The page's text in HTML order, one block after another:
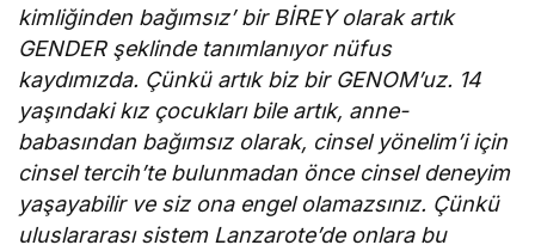
kimliğinden bağımsız’ bir BİREY olarak artık
GENDER şeklinde tanımlanıyor nüfus
kaydımızda. Çünkü artık biz bir GENOM’uz. 14
yaşındaki kız çocukları bile artık, anne-
babasından bağımsız olarak, cinsel yönelim’i için
cinsel tercih’te bulunmadan önce cinsel deneyim
yaşayabilir ve siz ona engel olamazsınız. Çünkü
uluslararası sistem Lanzarote’de onlara bu